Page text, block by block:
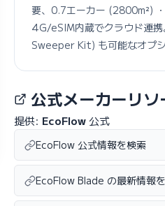
要、0.7エーカー (2800m²)
4G/eSIM内蔵でクラウド連
Sweeper Kit) も可能なオプシ
公式メーカーリソ
提供: EcoFlow公式
EcoFlow 公式情報を検索
EcoFlow Blade の最新情報